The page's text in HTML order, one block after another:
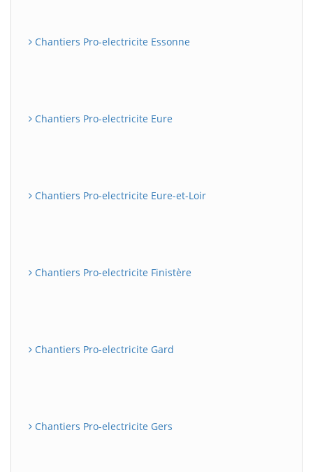
Chantiers Pro-electricite Essonne
Chantiers Pro-electricite Eure
Chantiers Pro-electricite Eure-et-Loir
Chantiers Pro-electricite Finistère
Chantiers Pro-electricite Gard
Chantiers Pro-electricite Gers